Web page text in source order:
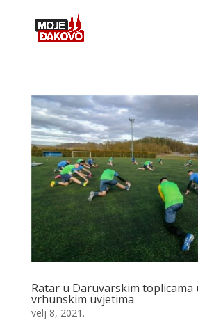
Ratar u Daruvarskim toplicama
vrhunskim uvjetima
velj 8, 2021.